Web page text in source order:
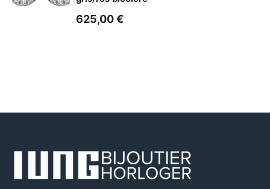
625,00€